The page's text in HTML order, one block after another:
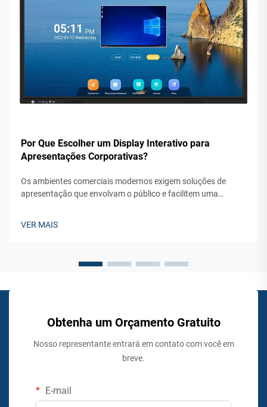
Por Que Escolher um Display Interativo para
Apresentações Corporativas?
Os ambientes comerciais modernos exigem soluções de
apresentação que envolvam o público e facilitem uma
VER MAIS
Obtenha um Orçamento Gratuito
Nosso representante entrará em contato com você em
breve.
E-mail